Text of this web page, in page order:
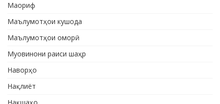
Маориф
Маълумотҳои кушода
Маълумотҳои оморӣ
Муовинони раиси шаҳр
Наворҳо
Нақлиёт